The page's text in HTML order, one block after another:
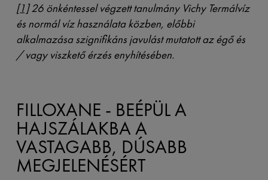
[1] 26 önkéntessel végzett tanulmány Vichy Termálvíz
és normál víz használata közben, előbbi
alkalmazása szignifikáns javulást mutatott az égő és
/ vagy viszkető érzés enyhítésében.
FILLOXANE - BEÉPÜL A
HAJSZÁLAKBA A
VASTAGABB, DÚSABB
MEGJELENÉSÉRT